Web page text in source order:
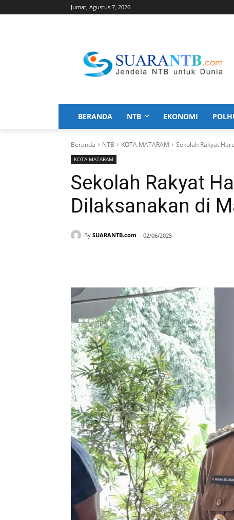
Jumat, Agustus 7, 2026
BERANDA NTB EKONOMI
Beranda NTB KOTA MATARAM Sekolah Rakyat
KOTA MATARAM
Sekolah Rakyat
Dilaksanakan di
By SUARANTB.com 02/06/2025